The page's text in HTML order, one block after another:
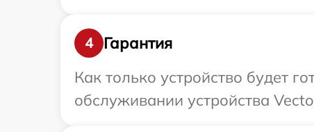
4
Гарантия
Как только устройство будет
обслуживании устройства